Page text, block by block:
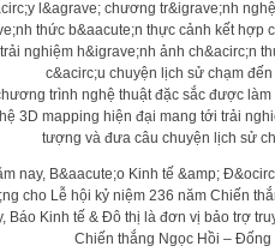
trình nghệ thuật đặc sắc được
3D mapping hiện đại mang tới trải
tượng và đưa câu chuyện lịch sử
Báo Kinh tế & Đô thị là đơn vị bảo trợ
Chiến thắng Ngọc Hồi – Đống